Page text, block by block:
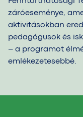
záróeseménye,
aktivitásokban
pedagógusok és
– a programot
emlékezetesebbé.